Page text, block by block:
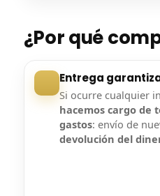
¿Por qué
Entrega
Si ocurre cualquier
hacemos cargo de
gastos: envío de
devolución del